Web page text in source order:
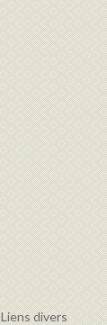
Liens divers